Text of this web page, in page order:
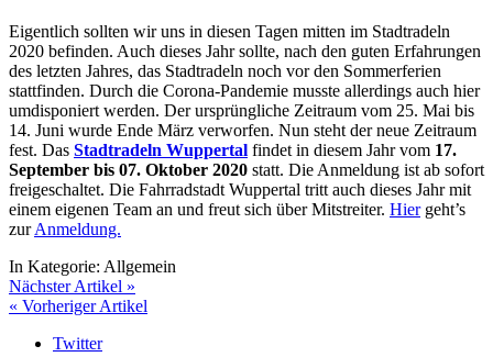
Eigentlich sollten wir uns in diesen Tagen mitten im Stadtradeln
2020 befinden. Auch dieses Jahr sollte, nach den guten Erfahrungen
des letzten Jahres, das Stadtradeln noch vor den Sommerferien
stattfinden. Durch die Corona-Pandemie musste allerdings auch hier
umdisponiert werden. Der ursprüngliche Zeitraum vom 25. Mai bis
14. Juni wurde Ende März verworfen. Nun steht der neue Zeitraum
fest. Das Stadtradeln Wuppertal findet in diesem Jahr vom 17.
September bis 07. Oktober 2020 statt. Die Anmeldung ist ab sofort
freigeschaltet. Die Fahrradstadt Wuppertal tritt auch dieses Jahr mit
einem eigenen Team an und freut sich über Mitstreiter. Hiergeht’s
zurAnmeldung.
In Kategorie: Allgemein
Nächster Artikel »
« Vorheriger Artikel
Twitter